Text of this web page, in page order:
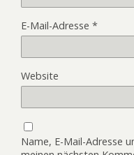
E-Mail-Adresse *
Website
Name, E-Mail-Adresse